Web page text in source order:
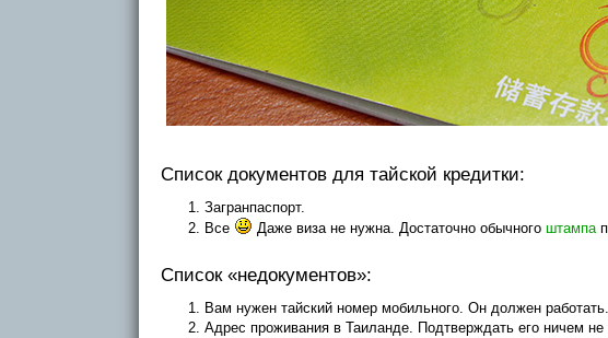
Список документов для тайской кредитки:
Загранпаспорт.
Все
Даже виза не нужна. Достаточно обычного штампа
Список «недокументов»:
Вам нужен тайский номер мобильного. Он должен
Адрес проживания в Таиланде. Подтверждать его ничем